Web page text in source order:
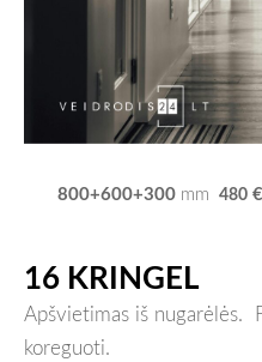
800+600+300 mm 480 €
16 KRINGEL
Apšvietimas iš nugarėlės.
koreguoti.